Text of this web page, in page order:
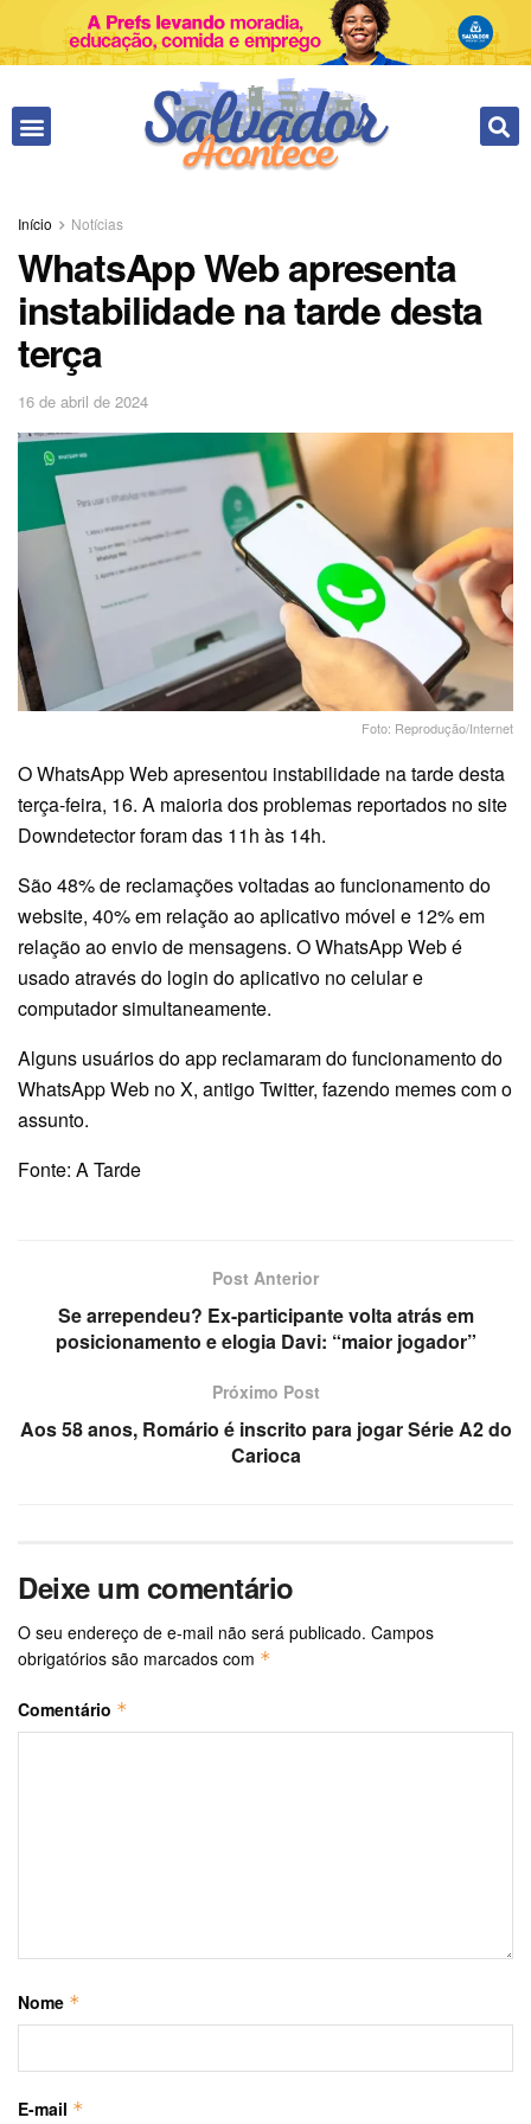
Início Notícias
WhatsApp Web apresenta
instabilidade na tarde desta
terça
16 de abril de 2024
Foto: Reprodução/Internet
O WhatsApp Web apresentou instabilidade na tarde desta
terça-feira, 16. A maioria dos problemas reportados no site
Downdetector foram das 11h às 14h.
São 48% de reclamações voltadas ao funcionamento do
website, 40% em relação ao aplicativo móvel e 12% em
relação ao envio de mensagens. O WhatsApp Web é
usado através do login do aplicativo no celular e
computador simultaneamente.
Alguns usuários do app reclamaram do funcionamento do
WhatsApp Web no X, antigo Twitter, fazendo memes com o
assunto.
Fonte: A Tarde
Post Anterior
Se arrependeu? Ex-participante volta atrás em
posicionamento e elogia Davi: “maior jogador”
Próximo Post
Aos 58 anos, Romário é inscrito para jogar Série A2 do
Carioca
Deixe um comentário
O seu endereço de e-mail não será publicado. Campos
obrigatórios são marcados com *
Comentário *
Nome *
E-mail *